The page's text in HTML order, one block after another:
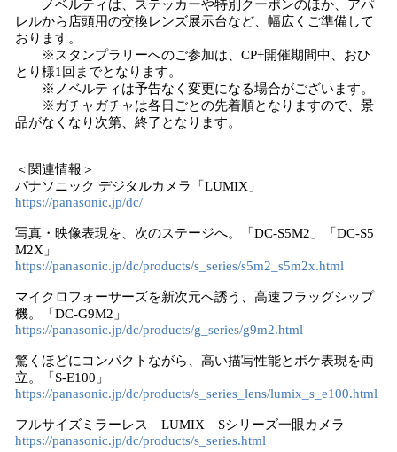
ノベルティは、ステッカーや特別クーポンのほか、アパ
レルから店頭用の交換レンズ展示台など、幅広くご準備して
おります。
※スタンプラリーへのご参加は、CP+開催期間中、おひ
とり様1回までとなります。
※ノベルティは予告なく変更になる場合がございます。
※ガチャガチャは各日ごとの先着順となりますので、景
品がなくなり次第、終了となります。
＜関連情報＞
パナソニック デジタルカメラ「LUMIX」
https://panasonic.jp/dc/
写真・映像表現を、次のステージへ。「DC-S5M2」「DC-S5
M2X」
https://panasonic.jp/dc/products/s_series/s5m2_s5m2x.html
マイクロフォーサーズを新次元へ誘う、高速フラッグシップ
機。「DC-G9M2」
https://panasonic.jp/dc/products/g_series/g9m2.html
驚くほどにコンパクトながら、高い描写性能とボケ表現を両
立。「S-E100」
https://panasonic.jp/dc/products/s_series_lens/lumix_s_e100.html
フルサイズミラーレス LUMIX Sシリーズ一眼カメラ
https://panasonic.jp/dc/products/s_series.html